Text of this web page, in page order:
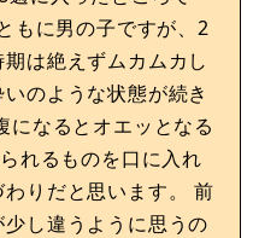
もに男の子ですが、2
は絶えずムカムカし
のような状態が続き
になるとオエッとなる
れるものを口に入れ
りだと思います。 前
し違うように思うの